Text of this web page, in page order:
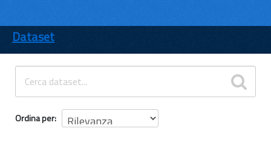
ENTI
TEMI
INFORMAZIONI
Dataset
Ordina per